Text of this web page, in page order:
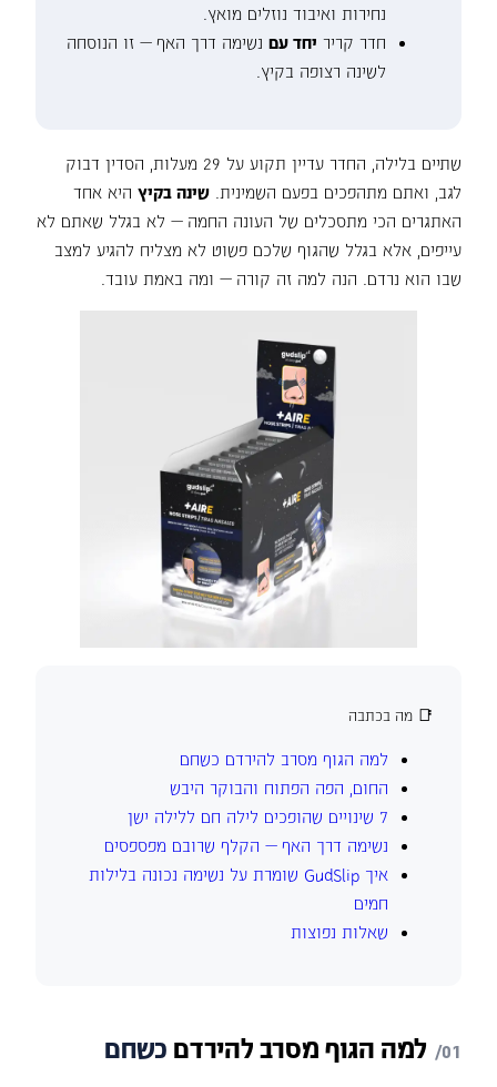
נחירות ואיבוד נוזלים מואץ.
חדר קריר יחד עם נשימה דרך האף — זו הנוסחה
לשינה רצופה בקיץ.
שתיים בלילה, החדר עדיין תקוע על 29 מעלות, הסדין דבוק
לגב, ואתם מתהפכים בפעם השמינית. שינה בקיץ היא אחד
האתגרים הכי מתסכלים של העונה החמה — לא בגלל שאתם לא
עייפים, אלא בגלל שהגוף שלכם פשוט לא מצליח להגיע למצב
שבו הוא נרדם. הנה למה זה קורה — ומה באמת עובד.
📑 מה בכתבה
למה הגוף מסרב להירדם כשחם
החום, הפה הפתוח והבוקר היבש
7 שינויים שהופכים לילה חם ללילה ישן
נשימה דרך האף — הקלף שרובם מפספסים
איך GudSlip שומרת על נשימה נכונה בלילות
חמים
שאלות נפוצות
למה הגוףמסרבלהירדם כשחם